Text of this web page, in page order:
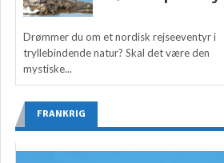
Drømmer du om et nordisk rejseeventyr i
tryllebindende natur? Skal det være den
mystiske...
FRANKRIG